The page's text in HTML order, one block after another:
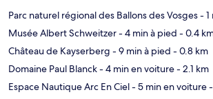
Parc naturel régional des Ballons des Vosges- 1
Musée Albert Schweitzer- 4 min à pied - 0.4
Château de Kayserberg - 9 min à pied - 0.8 km
Domaine Paul Blanck- 4 min en voiture- 2.1 km
Espace Nautique Arc En Ciel- 5 min en voiture